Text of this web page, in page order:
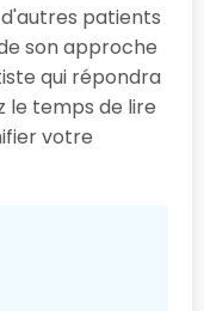
patients
son approche
qui répondra
le temps de lire
votre